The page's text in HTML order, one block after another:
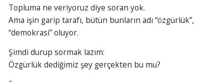
Topluma ne veriyoruz diye soran yok.
Ama işin garip tarafı, bütün bunların adı “özgürlük”,
“demokrasi” oluyor.
Şimdi durup sormak lazım:
Özgürlük dediğimiz şey gerçekten bu mu?